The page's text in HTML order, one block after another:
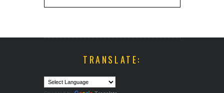
TRANSLATE: